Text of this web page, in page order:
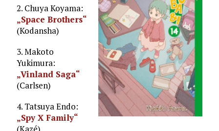
2. Chuya Koyama:
„Space Brothers“
(Kodansha)
3. Makoto
Yukimura:
„Vinland Saga“
(Carlsen)
4. Tatsuya Endo:
„Spy X Family“
(Kazé)